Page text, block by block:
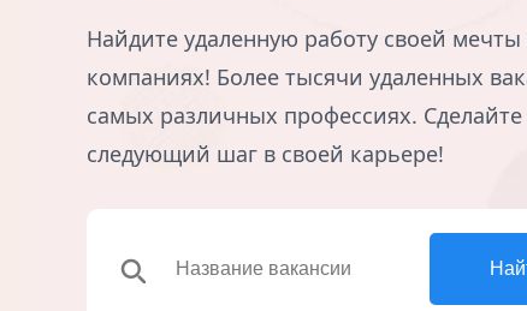
Найдите удаленную работу своей
компаниях! Более тысячи удаленных
самых различных профессиях. Сделайте
следующий шаг в своей карьере!
search